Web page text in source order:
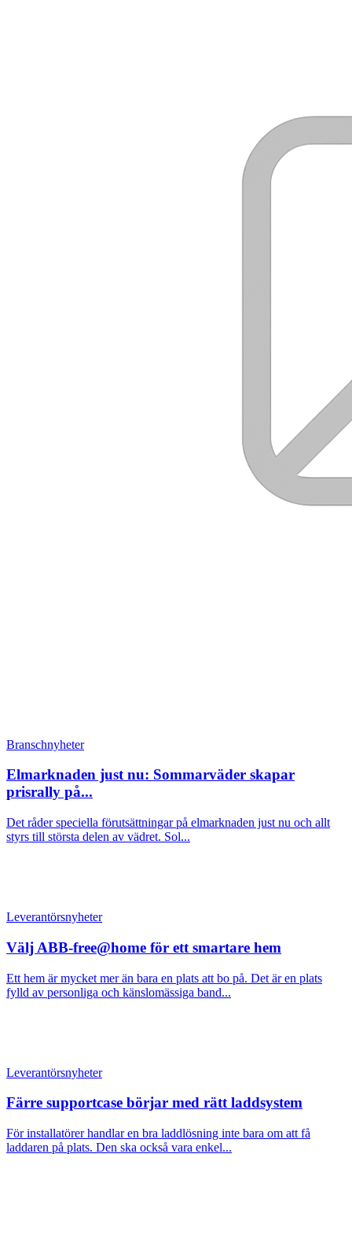
Branschnyheter
Elmarknaden just nu: Sommarväder skapar
prisrally på...
Det råder speciella förutsättningar på elmarknaden just nu och allt
styrs till största delen av vädret. Sol...
Leverantörsnyheter
Välj ABB-free@home för ett smartare hem
Ett hem är mycket mer än bara en plats att bo på. Det är en plats
fylld av personliga och känslomässiga band...
Leverantörsnyheter
Färre supportcase börjar med rätt laddsystem
För installatörer handlar en bra laddlösning inte bara om att få
laddaren på plats. Den ska också vara enkel...